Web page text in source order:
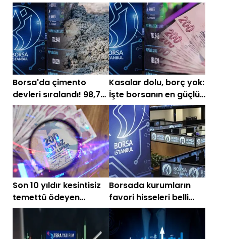
Borsa'da çimento
devleri sıralandı! 98,7
milyar TL ile zirvede
Kasalar dolu, borç yok:
İşte borsanın en güçlü
hisseleri
Son 10 yıldır kesintisiz
temettü ödeyen
hisseler
Borsada kurumların
favori hisseleri belli
oldu: Yüzde 100'ü aşan
getiri beklentisi